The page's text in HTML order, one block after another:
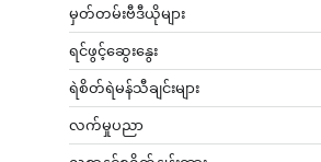
မှတ်တမ်းဗီဒီယိုများ
ရင်ဖွင့်ဆွေးနွေး
ရဲစိတ်ရဲမန်သီချင်းများ
လက်မှုပညာ